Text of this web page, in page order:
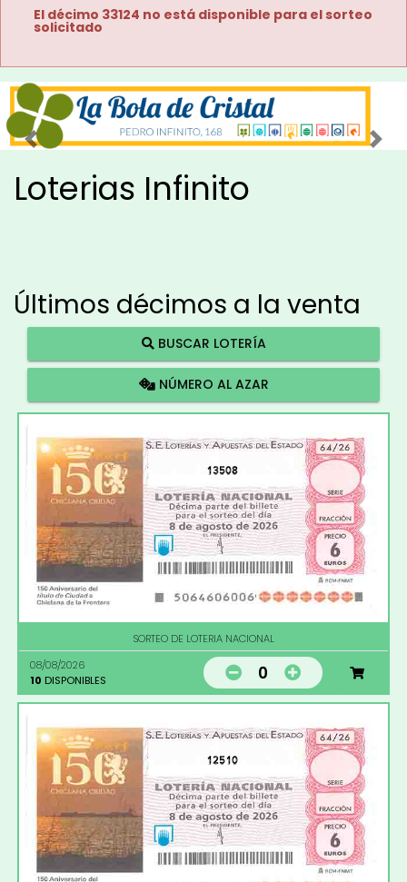
El décimo 33124 no está disponible para el sorteo
solicitado
Imagen anterior
Loterias Infinito
Últimos décimos a la venta
BUSCAR LOTERÍA
NÚMERO AL AZAR
13508
SORTEO DE LOTERIA NACIONAL
08/08/2026
10 DISPONIBLES 0
12510